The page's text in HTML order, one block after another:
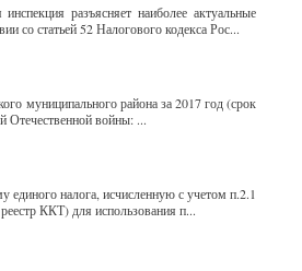
разъясняет наиболее актуальные
со статьей 52 Налогового кодекса Рос...
муниципального района за 2017 год (срок
Отечественной войны: ...
единого налога, исчисленную с учетом п.2.1
ККТ) для использования п...